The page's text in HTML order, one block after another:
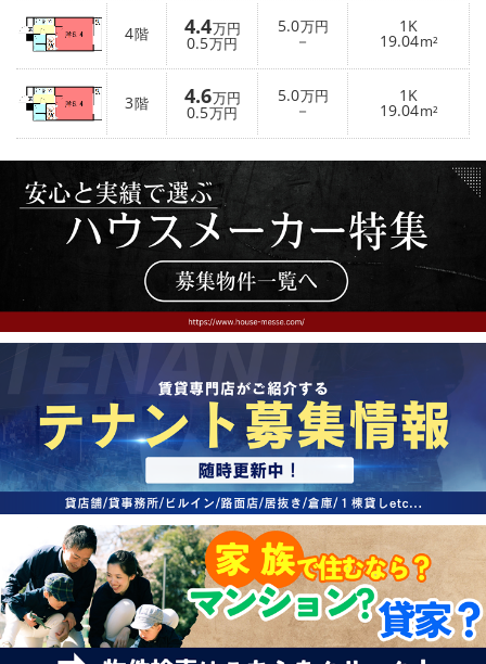
4階 4.4万円
0.5万円
5.0万円
－
1K
19.04m²
3階 4.6万円
0.5万円
5.0万円
－
1K
19.04m²